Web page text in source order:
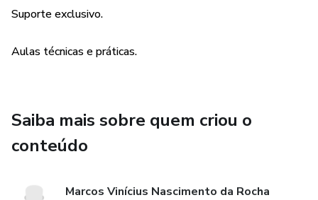
Suporte exclusivo.
Aulas técnicas e práticas.
Saiba mais sobre quem criou o
conteúdo
Marcos Vinícius Nascimento da Rocha